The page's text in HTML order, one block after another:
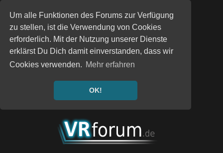
Um alle Funktionen des Forums zur Verfügung
zu stellen, ist die Verwendung von Cookies
erforderlich. Mit der Nutzung unserer Dienste
erklärst Du Dich damit einverstanden, dass wir
Cookies verwenden. Mehr erfahren
OK!